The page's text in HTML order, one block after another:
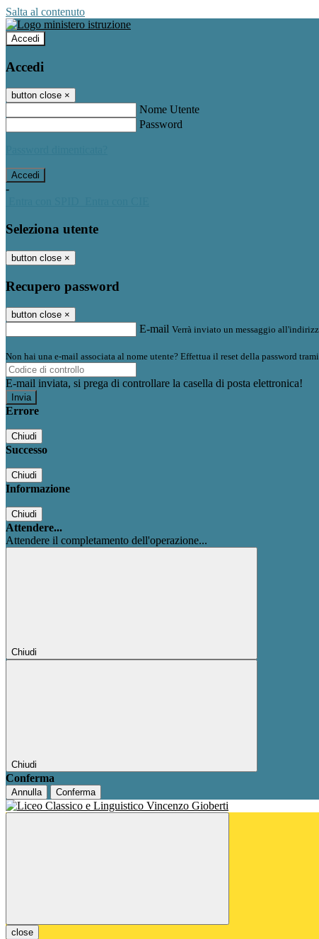
Salta al contenuto
Accedi
Accedi
button close ×
Nome Utente
Password
-
Seleziona utente
button close ×
Recupero password
button close ×
E-mail Verrà inviato un messaggio
Non hai una e-mail associata al nome utente? Effettua il reset della password
E-mail inviata, si prega di controllare la casella di posta elettronica!
Errore
Chiudi
Successo
Chiudi
Informazione
Chiudi
Attendere...
Attendere il completamento dell'operazione...
Chiudi
Chiudi
Conferma
Annulla Conferma
close